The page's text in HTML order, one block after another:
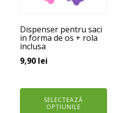
Dispenser pentru saci
in forma de os + rola
inclusa
9,90 lei
SELECTEAZĂ
OPȚIUNILE
Opțiunile
fi
alese
în
pagina